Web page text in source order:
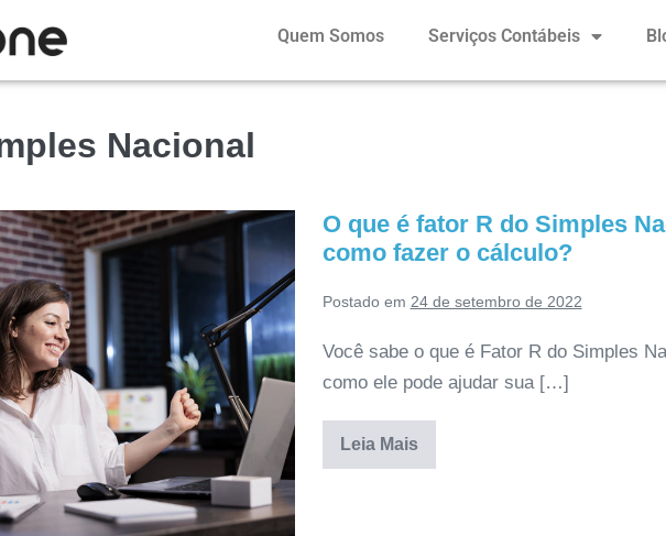
Quem Somos Serviços Contábeis
Nacional
O que é fator R do Simples
como fazer o cálculo?
Postado em 24 de setembro de 2022
Você sabe o que é Fator R do Simples
como ele pode ajudar sua […]
Leia Mais